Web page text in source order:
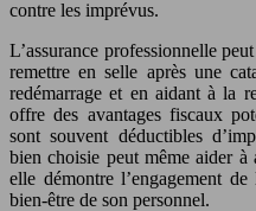
contre les imprévus.
L’assurance professionnelle
remettre en selle après une
redémarrage et en aidant à la
offre des avantages fiscaux
sont souvent déductibles
bien choisie peut même aider
elle démontre l’engagement
bien-être de son personnel.